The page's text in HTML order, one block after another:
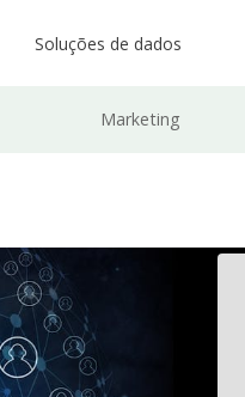
Soluções de dados
Marketing